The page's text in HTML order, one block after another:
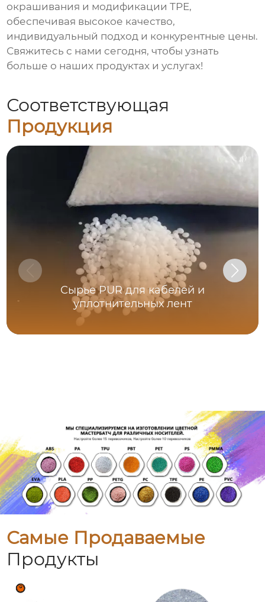
окрашивания и модификации TPE,
обеспечивая высокое качество,
индивидуальный подход и конкурентные цены.
Свяжитесь с нами сегодня, чтобы узнать
больше о наших продуктах и услугах!
Соответствующая
Продукция
Сырье PUR для кабелей и
уплотнительных лент
Самые Продаваемые
Продукты